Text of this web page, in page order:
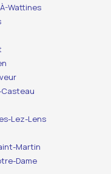
Wattines
Casteau
Lez-Lens
Martin
Dame